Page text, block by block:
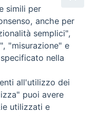
diritti riservati - Vita
simili per
anche per
semplici",
"misurazione" e
nella
all'utilizzo dei
puoi avere
utilizzati e